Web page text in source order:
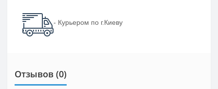
- Курьером по г.Киеву
Отзывов (0)